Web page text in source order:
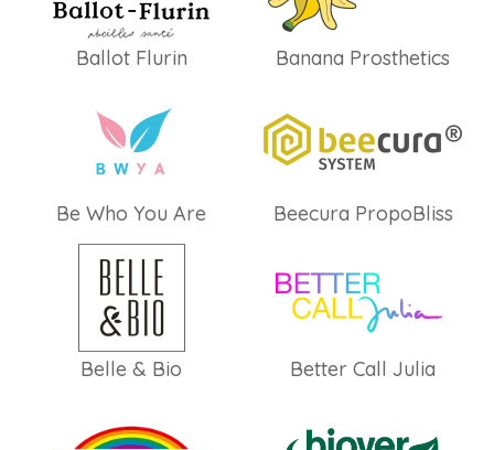
Ballot Flurin Banana Prosthetics
Be Who You Are Beecura PropoBliss
Belle & Bio Better Call Julia